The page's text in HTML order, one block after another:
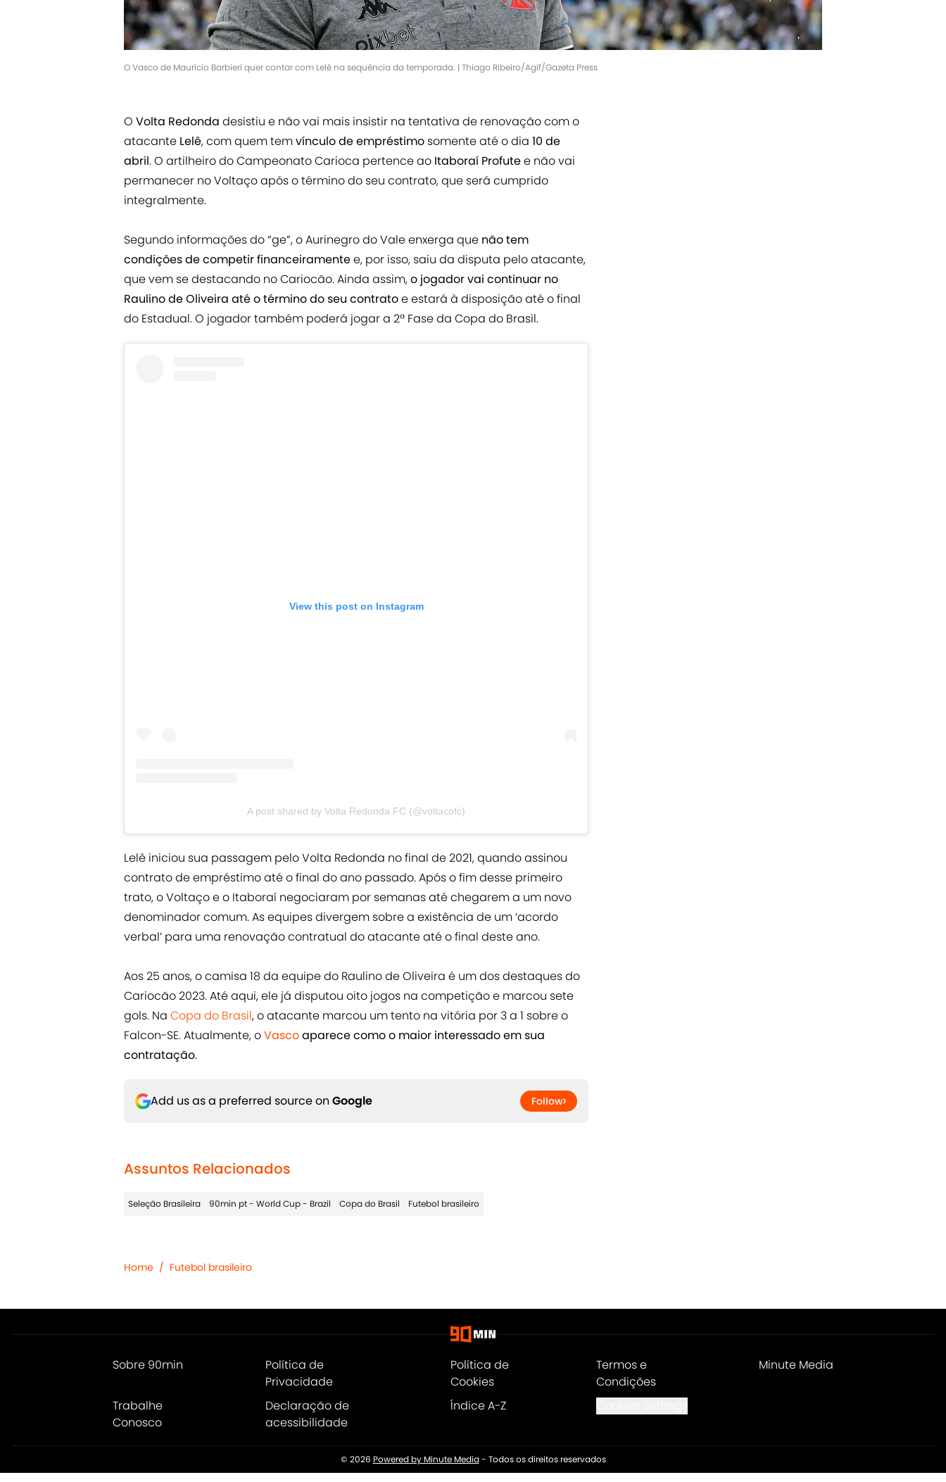
O Vasco de Maurício Barbieri quer contar com Lelê na sequência da temporada. | Thiago Ribeiro/Agif/Gazeta Press
O Volta Redonda desistiu e não vai mais insistir na tentativa de renovação com o
atacante Lelê, com quem temvínculo de empréstimo somente até o dia 10 de
abril. O artilheiro do Campeonato Carioca pertence ao Itaboraí Profutee não vai
permanecer no Voltaço após o término do seu contrato, que será cumprido
integralmente.
Segundo informações do “ge”, o Aurinegro do Vale enxerga que não tem
condições de competir financeiramentee, por isso, saiu da disputa pelo atacante,
que vem se destacando no Cariocão. Ainda assim,o jogador vai continuar no
Raulino de Oliveira até o término do seu contratoe estará à disposição até o final
do Estadual. O jogador também poderá jogar a 2ª Fase da Copa do Brasil.
View this post on Instagram
A post shared by Volta Redonda FC (@voltacofc)
Lelê iniciou sua passagem pelo Volta Redonda no final de 2021, quando assinou
contrato de empréstimo até o final do ano passado. Após o fim desse primeiro
trato, o Voltaço e o Itaboraí negociaram por semanas até chegarem a um novo
denominador comum. As equipes divergem sobre a existência de um ‘acordo
verbal’ para uma renovação contratual do atacante até o final deste ano.
Aos 25 anos, o camisa 18 da equipe do Raulino de Oliveira é um dos destaques do
Cariocão 2023. Até aqui, ele já disputou oito jogos na competição e marcou sete
gols. Na Copa do Brasil, o atacante marcou um tento na vitória por 3 a 1 sobre o
Falcon-SE. Atualmente, oVascoaparece como o maior interessado em sua
contratação.
Add us as a preferred source on Google Follow
Assuntos Relacionados
Seleção Brasileira 90min pt - World Cup - Brazil Copa do Brasil Futebol brasileiro
Home / Futebol brasileiro
Sobre 90min
Política de
Privacidade
Política de
Cookies
Termos e
Condições
Minute Media
Trabalhe
Conosco
Declaração de
acessibilidade
Índice A-Z
© 2026 Powered by Minute Media- Todos os direitos reservados